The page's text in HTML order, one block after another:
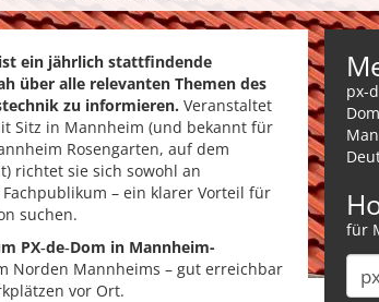
ein jährlich stattfindende
über alle relevanten Themen des
zu informieren. Veranstaltet
Sitz in Mannheim (und bekannt für
Rosengarten, auf dem
richtet sie sich sowohl an
– ein klarer Vorteil für
suchen.
PX‑de‑Dom in Mannheim-
Norden Mannheims – gut erreichbar
vor Ort.
px-
für